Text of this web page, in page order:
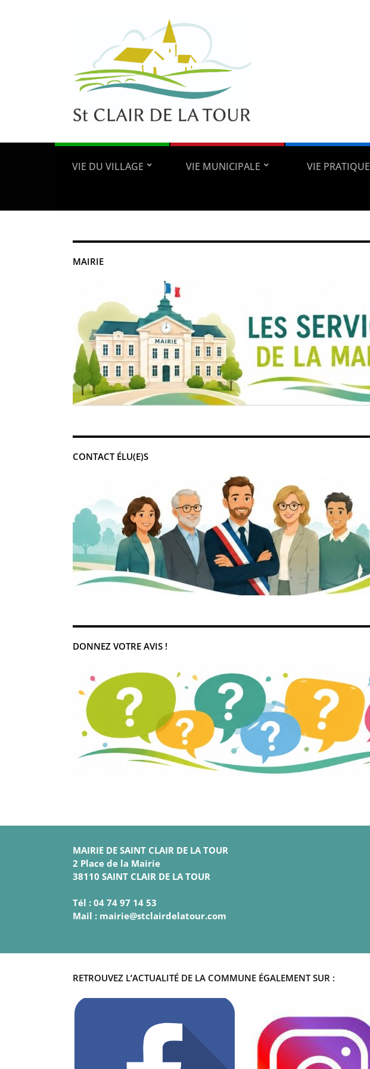
VIE DU VILLAGE VIE MUNICIPALE VIE PRATIQUE
MAIRIE
CONTACT ÉLU(E)S
DONNEZ VOTRE AVIS !
MAIRIE DE SAINT CLAIR DE LA TOUR
2 Place de la Mairie
38110 SAINT CLAIR DE LA TOUR
Tél : 04 74 97 14 53
Mail : mairie@stclairdelatour.com
RETROUVEZ L’ACTUALITÉ DE LA COMMUNE ÉGALEMENT SUR :